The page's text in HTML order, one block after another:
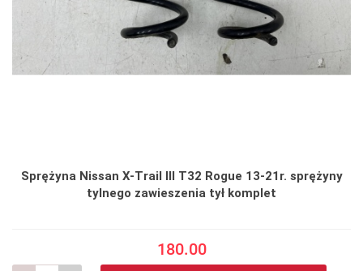
Sprężyna Nissan X-Trail III T32 Rogue 13-21r. sprężyny
tylnego zawieszenia tył komplet
180.00